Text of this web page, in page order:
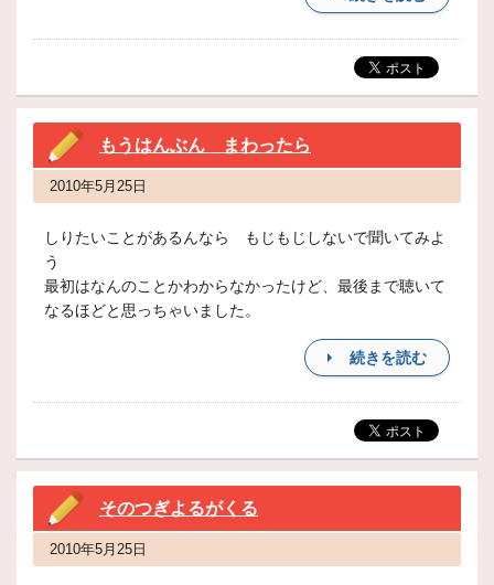
もうはんぶん まわったら
2010年5月25日
しりたいことがあるんなら もじもじしないで聞いてみよ
う
最初はなんのことかわからなかったけど、最後まで聴いて
なるほどと思っちゃいました。
続きを読む
そのつぎよるがくる
2010年5月25日